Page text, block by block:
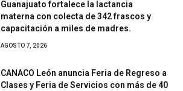
Guanajuato fortalece la lactancia
materna con colecta de 342 frascos y
capacitación a miles de madres.
AGOSTO 7, 2026
CANACO León anuncia Feria de Regreso a
Clases y Feria de Servicios con más de 40